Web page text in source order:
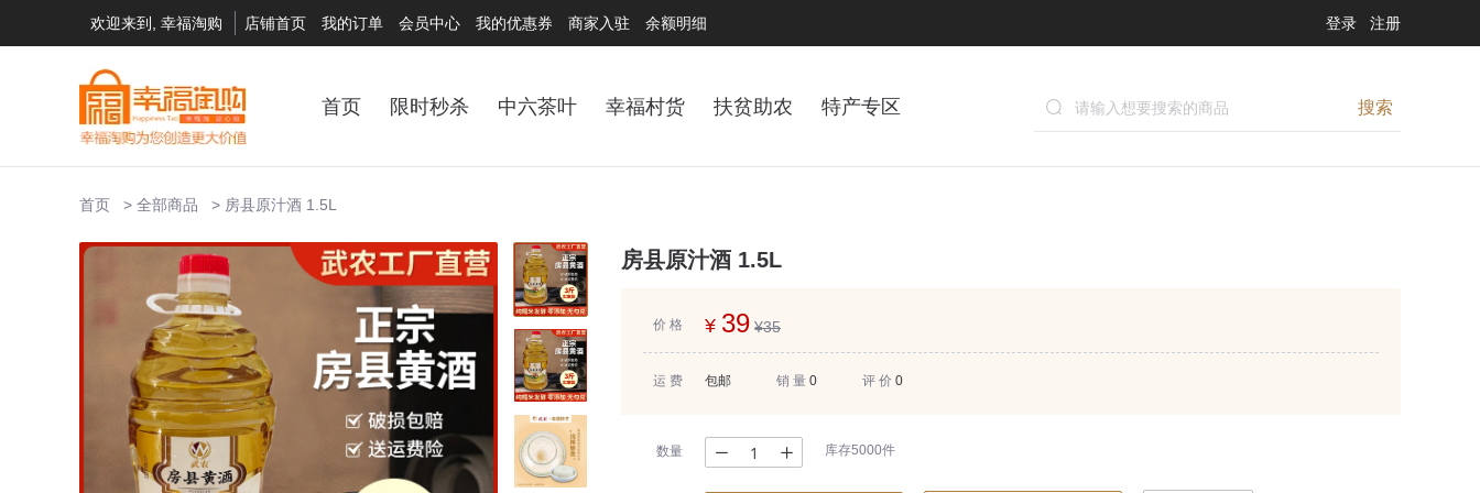
欢迎来到, 幸福淘购 店铺首页 我的订单 会员中心 我的优惠券 商家入驻 余额明细 登录 注册
首页 限时秒杀 中六茶叶 幸福村货 扶贫助农 特产专区 搜索
首页 全部商品 房县原汁酒 1.5L
房县原汁酒 1.5L
价 格 ¥ 39 ¥35
运 费 包邮 销 量 0 评 价 0
数量 库存5000件